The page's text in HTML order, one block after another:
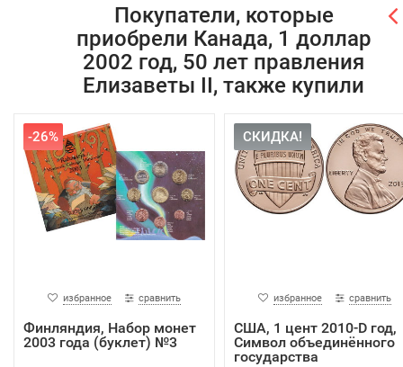
Покупатели, которые
приобрели Канада, 1 доллар
2002 год, 50 лет правления
Елизаветы II, также купили
-26%
избранное сравнить
Финляндия, Набор монет
2003 года (буклет) №3
СКИДКА!
избранное сравнить
США, 1 цент 2010-D год,
Символ объединённого
государства